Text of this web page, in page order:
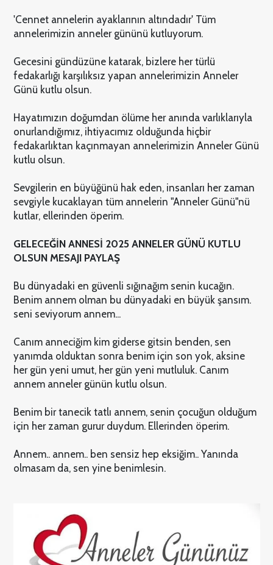
'Cennet annelerin ayaklarının altındadır' Tüm
annelerimizin anneler gününü kutluyorum.
Gecesini gündüzüne katarak, bizlere her türlü
fedakarlığı karşılıksız yapan annelerimizin Anneler
Günü kutlu olsun.
Hayatımızın doğumdan ölüme her anında varlıklarıyla
onurlandığımız, ihtiyacımız olduğunda hiçbir
fedakarlıktan kaçınmayan annelerimizin Anneler Günü
kutlu olsun.
Sevgilerin en büyüğünü hak eden, insanları her zaman
sevgiyle kucaklayan tüm annelerin "Anneler Günü"nü
kutlar, ellerinden öperim.
GELECEĞİN ANNESİ 2025 ANNELER GÜNÜ KUTLU
OLSUN MESAJI PAYLAŞ
Bu dünyadaki en güvenli sığınağım senin kucağın.
Benim annem olman bu dünyadaki en büyük şansım.
seni seviyorum annem...
Canım anneciğim kim giderse gitsin benden, sen
yanımda olduktan sonra benim için son yok, aksine
her gün yeni umut, her gün yeni mutluluk. Canım
annem anneler günün kutlu olsun.
Benim bir tanecik tatlı annem, senin çocuğun olduğum
için her zaman gurur duydum. Ellerinden öperim.
Annem.. annem.. ben sensiz hep eksiğim.. Yanında
olmasam da, sen yine benimlesin.